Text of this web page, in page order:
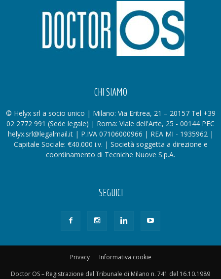
CHI SIAMO
© Helyx srl a socio unico | Milano: Via Eritrea, 21 – 20157 Tel +39
02 2772 991 (Sede legale) | Roma: Viale dell'Arte, 25 - 00144 PEC
helyx.srl@legalmail.it | P.IVA 07106000966 | REA MI - 1935962 |
Capitale Sociale: €40.000 i.v. | Società soggetta a direzione e
coordinamento di Tecniche Nuove S.p.A.
SEGUICI
Privacy
Informativa cookie
Doctor OS – Registrazione del Tribunale di Milano n. 741 del 16.10.1989